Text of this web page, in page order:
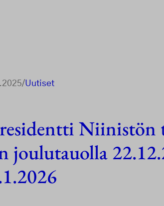
/Uutiset
Niinistön
joulutauolla